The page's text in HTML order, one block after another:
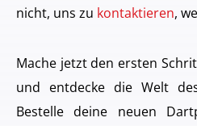
nicht, uns zu kontaktieren,
Mache jetzt den ersten
und entdecke die Welt
Bestelle deine neuen